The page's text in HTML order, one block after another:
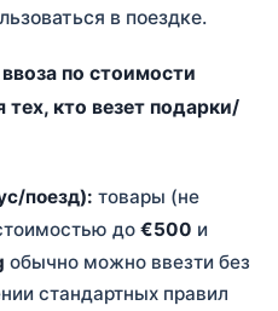
в поездке.
по стоимости
тех, кто везет подарки/
поезд): товары (не
до€500 и
обычно можно ввезти без
стандартных правил